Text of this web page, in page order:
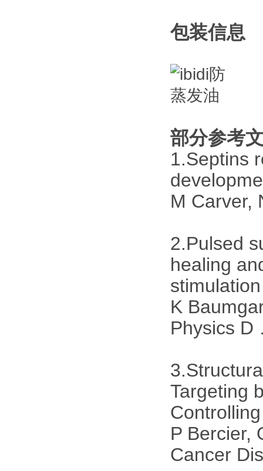
包装信息
部分参考
1.Septins
M Carver,
2.Pulsed
healing
K
Physics
Targeting
P Bercier,
Cancer